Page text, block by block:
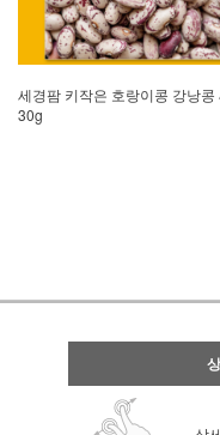
세경팜 키작은 호랑이콩 강낭콩
30g